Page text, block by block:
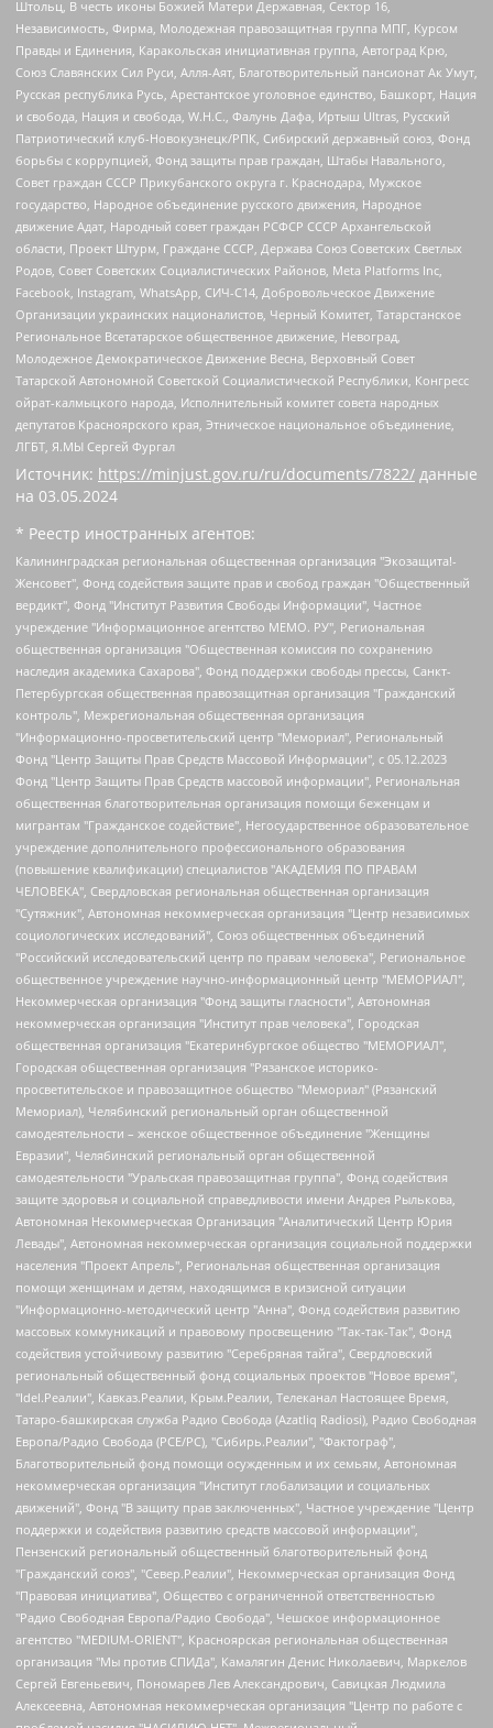
Штольц, В честь иконы Божией Матери Державная, Сектор 16,
Независимость, Фирма, Молодежная правозащитная группа МПГ, Курсом
Правды и Единения, Каракольская инициативная группа, Автоград Крю,
Союз Славянских Сил Руси, Алля-Аят, Благотворительный пансионат Ак Умут,
Русская республика Русь, Арестантское уголовное единство, Башкорт, Нация
и свобода, Нация и свобода, W.H.С., Фалунь Дафа, Иртыш Ultras, Русский
Патриотический клуб-Новокузнецк/РПК, Сибирский державный союз, Фонд
борьбы с коррупцией, Фонд защиты прав граждан, Штабы Навального,
Совет граждан СССР Прикубанского округа г. Краснодара, Мужское
государство, Народное объединение русского движения, Народное
движение Адат, Народный совет граждан РСФСР СССР Архангельской
области, Проект Штурм, Граждане СССР, Держава Союз Советских Светлых
Родов, Совет Советских Социалистических Районов, Meta Platforms Inc,
Facebook, Instagram, WhatsApp, СИЧ-С14, Добровольческое Движение
Организации украинских националистов, Черный Комитет, Татарстанское
Региональное Всетатарское общественное движение, Невоград,
Молодежное Демократическое Движение Весна, Верховный Совет
Татарской Автономной Советской Социалистической Республики, Конгресс
ойрат-калмыцкого народа, Исполнительный комитет совета народных
депутатов Красноярского края, Этническое национальное объединение,
ЛГБТ, Я.МЫ Сергей Фургал
Источник: https://minjust.gov.ru/ru/documents/7822/ данные
на 03.05.2024
* Реестр иностранных агентов:
Калининградская региональная общественная организация "Экозащита!-Женсовет", Фонд содействия защите прав и свобод граждан "Общественный вердикт", Фонд "Институт Развития Свободы Информации", Частное учреждение "Информационное агентство МЕМО. РУ", Региональная общественная организация "Общественная комиссия по сохранению наследия академика Сахарова", Фонд поддержки свободы прессы, Санкт-Петербургская общественная правозащитная организация "Гражданский контроль", Межрегиональная общественная организация "Информационно-просветительский центр "Мемориал", Региональный Фонд "Центр Защиты Прав Средств Массовой Информации", с 05.12.2023 Фонд "Центр Защиты Прав Средств массовой информации", Региональная общественная благотворительная организация помощи беженцам и мигрантам "Гражданское содействие", Негосударственное образовательное учреждение дополнительного профессионального образования (повышение квалификации) специалистов "АКАДЕМИЯ ПО ПРАВАМ ЧЕЛОВЕКА", Свердловская региональная общественная организация "Сутяжник", Автономная некоммерческая организация "Центр независимых социологических исследований", Союз общественных объединений "Российский исследовательский центр по правам человека", Региональное общественное учреждение научно-информационный центр "МЕМОРИАЛ", Некоммерческая организация "Фонд защиты гласности", Автономная некоммерческая организация "Институт прав человека", Городская общественная организация "Екатеринбургское общество "МЕМОРИАЛ", Городская общественная организация "Рязанское историко-просветительское и правозащитное общество "Мемориал" (Рязанский Мемориал), Челябинский региональный орган общественной самодеятельности – женское общественное объединение "Женщины Евразии", Челябинский региональный орган общественной самодеятельности "Уральская правозащитная группа", Фонд содействия защите здоровья и социальной справедливости имени Андрея Рылькова, Автономная Некоммерческая Организация "Аналитический Центр Юрия Левады", Автономная некоммерческая организация социальной поддержки населения "Проект Апрель", Региональная общественная организация помощи женщинам и детям, находящимся в кризисной ситуации "Информационно-методический центр "Анна", Фонд содействия развитию массовых коммуникаций и правовому просвещению "Так-так-Так", Фонд содействия устойчивому развитию "Серебряная тайга", Свердловский региональный общественный фонд социальных проектов "Новое время", "Idel.Реалии", Кавказ.Реалии, Крым.Реалии, Телеканал Настоящее Время, Татаро-башкирская служба Радио Свобода (Azatliq Radiosi), Радио Свободная Европа/Радио Свобода (PCE/PC), "Сибирь.Реалии", "Фактограф", Благотворительный фонд помощи осужденным и их семьям, Автономная некоммерческая организация "Институт глобализации и социальных движений", Фонд "В защиту прав заключенных", Частное учреждение "Центр поддержки и содействия развитию средств массовой информации", Пензенский региональный общественный благотворительный фонд "Гражданский союз", "Север.Реалии", Некоммерческая организация Фонд "Правовая инициатива", Общество с ограниченной ответственностью "Радио Свободная Европа/Радио Свобода", Чешское информационное агентство "MEDIUM-ORIENT", Красноярская региональная общественная организация "Мы против СПИДа", Камалягин Денис Николаевич, Маркелов Сергей Евгеньевич, Пономарев Лев Александрович, Савицкая Людмила Алексеевна, Автономная некоммерческая организация "Центр по работе с проблемой насилия "НАСИЛИЮ.НЕТ", Межрегиональный профессиональный союз работников здравоохранения "Альянс врачей", Юридическое лицо, зарегистрированное в Латвийской Республике, SIA "Medusa Project" (регистрационный номер 40103797863, дата регистрации 10.06.2014), Некоммерческая организация "Фонд по борьбе с коррупцией", Автономная некоммерческая организация "Институт права и публичной политики", Баданин Роман Сергеевич, Гликин Максим Александрович, Железнова Мария Михайловна, Лукьянова Юлия Сергеевна, Маетная Елизавета Витальевна, Маняхин Петр Борисович, Чуракова Ольга Владимировна, Ярош Юлия Петровна, Юридическое лицо "The Insider SIA", зарегистрированное в Риге, Латвийская Республика (дата регистрации 26.06.2015), являющееся администратором доменного имени интернет-издания "The Insider SIA", https://theins.ru, Постернак Алексей Евгеньевич, Рубин Михаил Аркадьевич, Анин Роман Александрович, Юридическое лицо Istories fonds, зарегистрированное в Латвийской Республике (регистрационный номер 50008295751, дата регистрации 24.02.2020), Великовский Дмитрий Александрович, Долинина Ирина Николаевна, Мароховская Алеся Алексеевна, Шлейнов Роман Юрьевич, Шмагун Олеся Валентиновна, Общество с ограниченной ответственностью "Альтаир 2021", Общество с ограниченной ответственностью "Вега 2021", Общество с ограниченной ответственностью "Главный редактор 2021", Общество с ограниченной ответственностью "Ромашки монолит", Важенков Артем Валерьевич, Ивановская областная общественная организация "Центр гендерных исследований", Гурман Юрий Альбертович, Медиапроект "ОВД-Инфо", Егоров Владимир Владимирович, Жилинский Владимир Александрович, Общество с ограниченной ответственностью "ЗП", Иванова София Юрьевна, Карезина Инна Павловна, Кильтау Екатерина Викторовна, Петров Алексей Викторович, Пискунов Сергей Евгеньевич, Смирнов Сергей Сергеевич, Тихонов Михаил Сергеевич, Общество с ограниченной ответственностью "ЖУРНАЛИСТ-ИНОСТРАННЫЙ АГЕНТ", Арапова Галина Юрьевна, Вольтская Татьяна Анатольевна, Американская компания "Mason G.E.S. Anonymous Foundation" (США), являющаяся владельцем интернет-издания https://mnews.world/, Компания "Stichting Bellingcat", зарегистрированная в Нидерландах (дата регистрации 11.07.2018), Захаров Андрей Вячеславович, Клепиковская Екатерина Дмитриевна, Общество с ограниченной ответственностью "МЕМО", Перл Роман Александрович, Симонов Евгений Алексеевич, Соловьева Елена Анатольевна, Сотников Даниил Владимирович, Сурначева Елизавета Дмитриевна, Автономная некоммерческая организация по защите прав человека и информированию населения "Якутия – Наше Мнение", Общество с ограниченной ответственностью "Москоу диджитал медиа", с 26.01.2023 Общество с ограниченной ответственностью "Чайка Белые сады", Ветошкина Валерия Валерьевна, Заговора Максим Александрович, Межрегиональное общественное движение "Российская ЛГБТ - сеть", Оленичев Максим Владимирович, Павлов Иван Юрьевич, Скворцова Елена Сергеевна, Общество с ограниченной ответственностью "Как бы инагент", Кочетков Игорь Викторович, Общество с ограниченной ответственностью "Честные выборы", Еланчик Олег Александрович, Общество с ограниченной ответственностью "Нобелевский призыв", Гималова Регина Эмилевна, Григорьев Андрей Валерьевич, Григорьева Алина Александровна, Ассоциация по содействию защите прав призывников, альтернативнослужащих и военнослужащих "Правозащитная группа "Гражданин.Армия.Право", Хисамова Регина Фаритовна, Автономная некоммерческая организация по реализации социально-правовых программ "Лилит", Дальневосточное общественное движение "Маяк", Санкт-Петербургская ЛГБТ-инициативная группа "Выход", Инициативная группа ЛГБТ+ "Реверс", Алексеев Андрей Викторович, Бекбулатова Таисия Львовна, Беляев Иван Михайлович, Владыкина Елена Сергеевна, Гельман Марат Александрович, Никульшина Вероника Юрьевна, Толоконникова Надежда Андреевна, Шендерович Виктор Анатольевич, Общество с ограниченной ответственностью "Данное сообщение", Общество с ограниченной ответственностью Издательский дом "Новая глава", Айнбиндер Александра Александровна, Московский комьюнити-центр для ЛГБТ+инициатив, Благотворительный фонд развития филантропии, Deutsche Welle (Германия, Kurt-Schumacher-Strasse 3, 53113 Bonn), Борзунова Мария Михайловна, Воробьев Виктор Викторович, Голубева Анна Львовна, Константинова Алла Михайловна, Малкова Ирина Владимировна, Мурадов Мурад Абдулгалимович, Осетинская Елизавета Николаевна, Понасенков Евгений Николаевич, Ганапольский Матвей Юрьевич, Киселев Евгений Алексеевич, Борухович Ирина Григорьевна, Дремин Иван Тимофеевич, Дубровский Дмитрий Викторович, Красноярская региональная общественная организация поддержки и развития альтернативных образовательных технологий и межкультурных коммуникаций "ИНТЕРРА", Маяковская Екатерина Алексеевна, Фейгин Марк Захарович, Филимонов Андрей Викторович, Дзугкоева Регина Николаевна, Доброхотов Роман Александрович, Дудь Юрий Александрович, Елкин Сергей Владимирович, Кругликов Кирилл Игоревич, Сабунаева Мария Леонидовна, Семенов Алексей Владимирович, Шаинян Карен Багратович, Шульман Екатерина Михайловна, Асафьев Артур Валерьевич, Вахштайн Виктор Семенович, Венедиктов Алексей Алексеевич, Лушникова Екатерина Евгеньевна, Волков Леонид Михайлович, Невзоров Александр Глебович, Пархоменко Сергей Борисович, Сироткин Ярослав Николаевич, Кара-Мурза Владимир Владимирович, Баранова Наталья Владимировна, Гозман Леонид Яковлевич, Кагарлицкий Борис Юльевич, Климарев Михаил Валерьевич, Милов Владимир Станиславович, Автономная некоммерческая организация Краснодарский центр современного искусства "Типография", Моргенштерн Алишер Тагирович, Соболь Любовь Эдуардовна, Общество с ограниченной ответственностью "ЛИЗА НОРМ", Каспаров Гарри Кимович, Ходорковский Михаил Борисович, Общество с ограниченной ответственностью "Апрельские тезисы", Данилович Ирина Брониславовна, Кашин Олег Владимирович, Петров Николай Владимирович, Пивоваров Алексей Владимирович, Соколов Михаил Владимирович, Цветкова Юлия Владимировна, Чичваркин Евгений Александрович, Комитет против пыток/Команда против пыток, Общество с ограниченной ответственностью "Первый научный", Общество с ограниченной ответственностью "Вертолет и ко", Белоцерковская Вероника Борисовна, Кац Максим Евгеньевич, Лазарева Татьяна Юрьевна, Шаведдинов Руслан Табризович, Яшин Илья Валерьевич, Общество с ограниченной ответственностью "Иноагент ААВ", Алешковский Дмитрий Петрович, Альбац Евгения Марковна, Быков Дмитрий Львович, Галямина Юлия Евгеньевна, Лойко Сергей Леонидович, Мартынов Кирилл Константинович, Медведев Сергей Александрович, Крашенинников Федор Геннадиевич, Гордеева Катерина Вл